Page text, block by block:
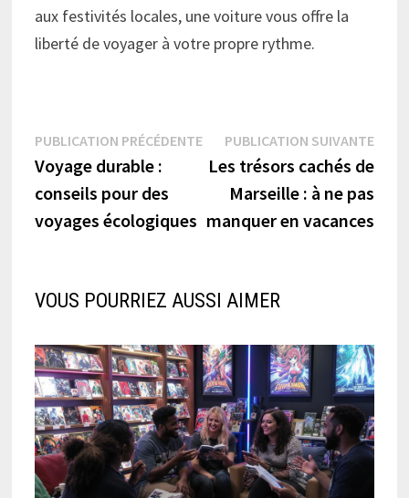
aux festivités locales, une voiture vous offre la
liberté de voyager à votre propre rythme.
Navigation
de
l’article
PUBLICATION PRÉCÉDENTEPublication
précédente :
Voyage durable :
conseils pour des
voyages écologiques
PUBLICATION SUIVANTE
Les trésors cachés de
Marseille : à ne pas
manquer en vacances
VOUS POURRIEZ AUSSI AIMER